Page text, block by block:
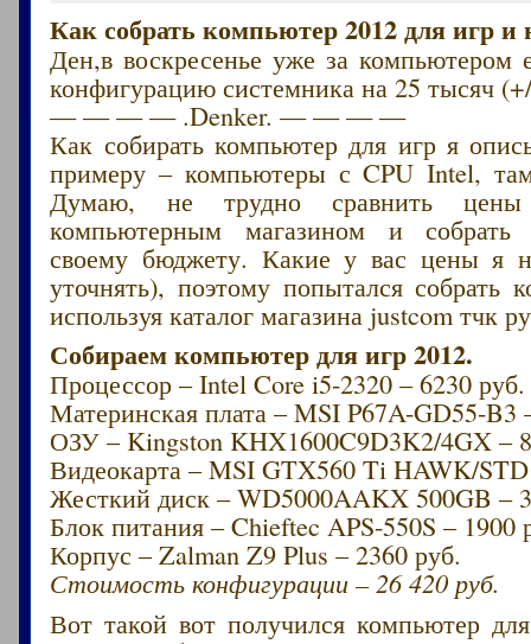
Как собрать компьютер 2012 для игр и
Ден,в воскресенье уже за компьютером
конфигурацию системника на 25 тысяч
— — — — .Denker. — — — —
Как собирать компьютер для игр я
примеру – компьютеры с CPU Intel,
Думаю, не трудно сравнить
компьютерным магазином и
своему бюджету. Какие у вас цены я
уточнять), поэтому попытался собрать
используя каталог магазина justcom тчк
Собираем компьютер для игр 2012.
Процессор – Intel Core i5-2320 – 6230 руб.
Материнская плата – MSI P67A-GD55-B3
ОЗУ – Kingston KHX1600C9D3K2/4GX –
Видеокарта – MSI GTX560 Ti HAWK/
Жесткий диск – WD5000AAKX 500GB –
Блок питания – Chieftec APS-550S – 1900
Корпус – Zalman Z9 Plus – 2360 руб.
Стоимость конфигурации – 26 420 руб.
Вот такой вот получился компьютер